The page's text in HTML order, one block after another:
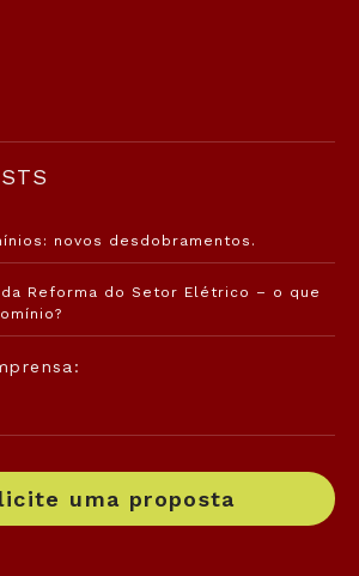
novos desdobramentos.
Reforma do Setor Elétrico – o que
uma proposta